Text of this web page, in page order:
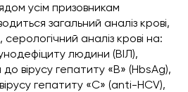
усім призовникам
загальний аналіз крові,
серологічний аналіз крові на:
людини (ВІЛ),
вірусу гепатиту «В» (HbsAg),
гепатиту «С» (anti-HCV),